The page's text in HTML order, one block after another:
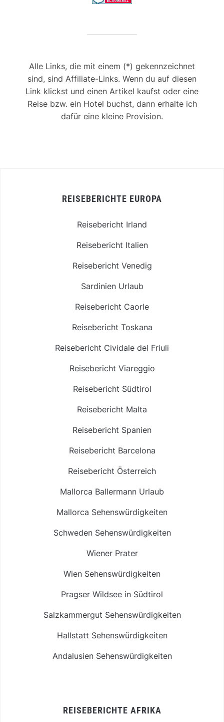
Alle Links, die mit einem (*) gekennzeichnet
sind, sind Affiliate-Links. Wenn du auf diesen
Link klickst und einen Artikel kaufst oder eine
Reise bzw. ein Hotel buchst, dann erhalte ich
dafür eine kleine Provision.
REISEBERICHTE EUROPA
Reisebericht Irland
Reisebericht Italien
Reisebericht Venedig
Sardinien Urlaub
Reisebericht Caorle
Reisebericht Toskana
Reisebericht Cividale del Friuli
Reisebericht Viareggio
Reisebericht Südtirol
Reisebericht Malta
Reisebericht Spanien
Reisebericht Barcelona
Reisebericht Österreich
Mallorca Ballermann Urlaub
Mallorca Sehenswürdigkeiten
Schweden Sehenswürdigkeiten
Wiener Prater
Wien Sehenswürdigkeiten
Pragser Wildsee in Südtirol
Salzkammergut Sehenswürdigkeiten
Hallstatt Sehenswürdigkeiten
Andalusien Sehenswürdigkeiten
REISEBERICHTE AFRIKA